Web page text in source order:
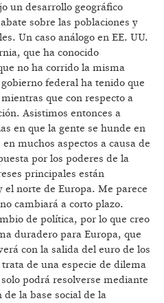
un desarrollo geográfico
sobre las poblaciones y
Un caso análogo en EE. UU.
que ha conocido
no ha corrido la misma
federal ha tenido que
que con respecto a
Asistimos entonces a
en que la gente se hunde en
muchos aspectos a causa de
por los poderes de la
principales están
el norte de Europa. Me parece
cambiará a corto plazo.
de política, por lo que creo
duradero para Europa, que
con la salida del euro de los
de una especie de dilema
podrá resolverse mediante
la base social de la